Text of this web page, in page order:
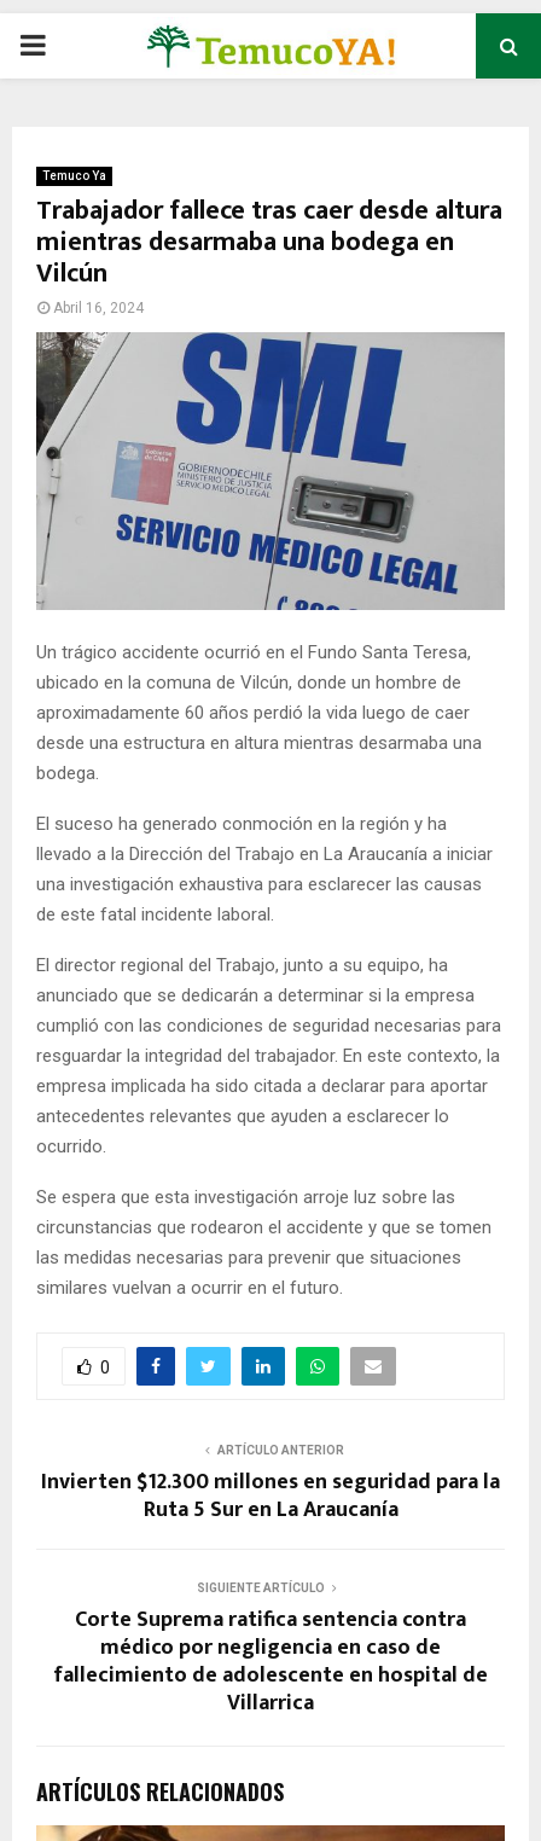
P
M
A
R
M
U
Temuco Ya
Trabajador fallece tras caer desde altura
mientras desarmaba una bodega en
Vilcún
Abril 16, 2024
Un trágico accidente ocurrió en el Fundo Santa Teresa,
ubicado en la comuna de Vilcún, donde un hombre de
aproximadamente 60 años perdió la vida luego de caer
desde una estructura en altura mientras desarmaba una
bodega.
El suceso ha generado conmoción en la región y ha
llevado a la Dirección del Trabajo en La Araucanía a iniciar
una investigación exhaustiva para esclarecer las causas
de este fatal incidente laboral.
El director regional del Trabajo, junto a su equipo, ha
anunciado que se dedicarán a determinar si la empresa
cumplió con las condiciones de seguridad necesarias para
resguardar la integridad del trabajador. En este contexto, la
empresa implicada ha sido citada a declarar para aportar
antecedentes relevantes que ayuden a esclarecer lo
ocurrido.
Se espera que esta investigación arroje luz sobre las
circunstancias que rodearon el accidente y que se tomen
las medidas necesarias para prevenir que situaciones
similares vuelvan a ocurrir en el futuro.
0
ARTÍCULO ANTERIOR
Invierten $12.300 millones en seguridad para la
Ruta 5 Sur en La Araucanía
SIGUIENTE ARTÍCULO
Corte Suprema ratifica sentencia contra
médico por negligencia en caso de
fallecimiento de adolescente en hospital de
Villarrica
ARTÍCULOS RELACIONADOS